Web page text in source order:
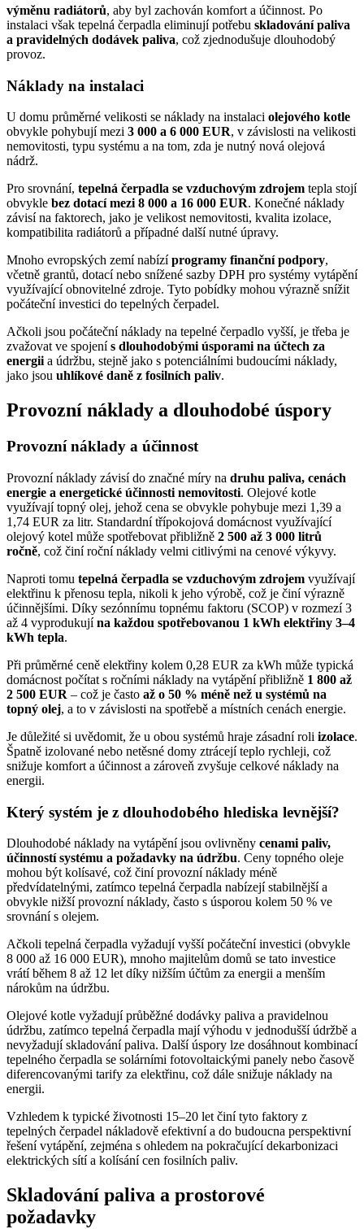
výměnu radiátorů, aby byl zachován komfort a účinnost. Po
instalaci však tepelná čerpadla eliminují potřebu skladování paliva
a pravidelných dodávek paliva, což zjednodušuje dlouhodobý
provoz.
Náklady na instalaci
U domu průměrné velikosti se náklady na instalaci olejového kotle
obvykle pohybují mezi 3 000 a 6 000 EUR, v závislosti na velikosti
nemovitosti, typu systému a na tom, zda je nutný nová olejová
nádrž.
Pro srovnání, tepelná čerpadla se vzduchovým zdrojem tepla stojí
obvykle bez dotací mezi 8 000 a 16 000 EUR. Konečné náklady
závisí na faktorech, jako je velikost nemovitosti, kvalita izolace,
kompatibilita radiátorů a případné další nutné úpravy.
Mnoho evropských zemí nabízí programy finanční podpory,
včetně grantů, dotací nebo snížené sazby DPH pro systémy vytápění
využívající obnovitelné zdroje. Tyto pobídky mohou výrazně snížit
počáteční investici do tepelných čerpadel.
Ačkoli jsou počáteční náklady na tepelné čerpadlo vyšší, je třeba je
zvažovat ve spojení s dlouhodobými úsporami na účtech za
energiia údržbu, stejně jako s potenciálními budoucími náklady,
jako jsou uhlíkové daně z fosilních paliv.
Provozní náklady a dlouhodobé úspory
Provozní náklady a účinnost
Provozní náklady závisí do značné míry na druhu paliva, cenách
energie a energetické účinnosti nemovitosti. Olejové kotle
využívají topný olej, jehož cena se obvykle pohybuje mezi 1,39 a
1,74 EUR za litr. Standardní třípokojová domácnost využívající
olejový kotel může spotřebovat přibližně 2 500 až 3 000 litrů
ročně, což činí roční náklady velmi citlivými na cenové výkyvy.
Naproti tomu tepelná čerpadla se vzduchovým zdrojem využívají
elektřinu k přenosu tepla, nikoli k jeho výrobě, což je činí výrazně
účinnějšími. Díky sezónnímu topnému faktoru (SCOP) v rozmezí 3
až 4 vyprodukujína každou spotřebovanou 1 kWh elektřiny 3–4
kWh tepla.
Při průměrné ceně elektřiny kolem 0,28 EUR za kWh může typická
domácnost počítat s ročními náklady na vytápění přibližně 1 800 až
2 500 EUR – což je často až o 50 % méně než u systémů na
topný olej, a to v závislosti na spotřebě a místních cenách energie.
Je důležité si uvědomit, že u obou systémů hraje zásadní roli izolace.
Špatně izolované nebo netěsné domy ztrácejí teplo rychleji, což
snižuje komfort a účinnost a zároveň zvyšuje celkové náklady na
energii.
Který systém je z dlouhodobého hlediska levnější?
Dlouhodobé náklady na vytápění jsou ovlivněny cenami paliv,
účinností systému a požadavky na údržbu. Ceny topného oleje
mohou být kolísavé, což činí provozní náklady méně
předvídatelnými, zatímco tepelná čerpadla nabízejí stabilnější a
obvykle nižší provozní náklady, často s úsporou kolem 50 % ve
srovnání s olejem.
Ačkoli tepelná čerpadla vyžadují vyšší počáteční investici (obvykle
8 000 až 16 000 EUR), mnoho majitelům domů se tato investice
vrátí během 8 až 12 let díky nižším účtům za energii a menším
nárokům na údržbu.
Olejové kotle vyžadují průběžné dodávky paliva a pravidelnou
údržbu, zatímco tepelná čerpadla mají výhodu v jednodušší údržbě a
nevyžadují skladování paliva. Další úspory lze dosáhnout kombinací
tepelného čerpadla se solárními fotovoltaickými panely nebo časově
diferencovanými tarify za elektřinu, což dále snižuje náklady na
energii.
Vzhledem k typické životnosti 15–20 let činí tyto faktory z
tepelných čerpadel nákladově efektivní a do budoucna perspektivní
řešení vytápění, zejména s ohledem na pokračující dekarbonizaci
elektrických sítí a kolísání cen fosilních paliv.
Skladování paliva a prostorové
požadavky